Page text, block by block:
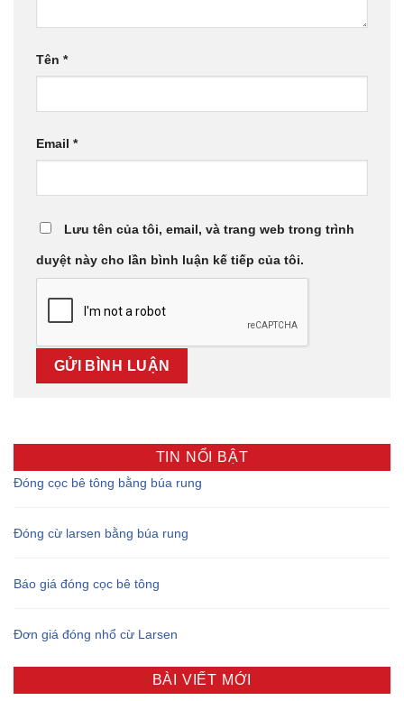
Tên *
Email *
Lưu tên của tôi, email, và trang web trong trình
duyệt này cho lần bình luận kế tiếp của tôi.
TIN NỔI BẬT
Đóng cọc bê tông bằng búa rung
Đóng cừ larsen bằng búa rung
Báo giá đóng cọc bê tông
Đơn giá đóng nhổ cừ Larsen
BÀI VIẾT MỚI